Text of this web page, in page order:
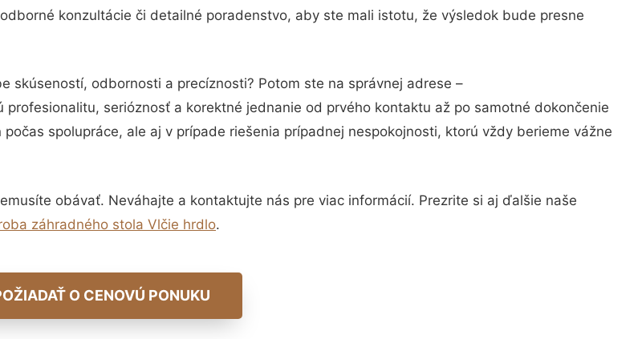
konzultácie či detailné poradenstvo, aby ste mali istotu, že výsledok bude presne
skúseností, odbornosti a precíznosti? Potom ste na správnej adrese –
serióznosť a korektné jednanie od prvého kontaktu až po samotné dokončenie
spolupráce, ale aj v prípade riešenia prípadnej nespokojnosti, ktorú vždy berieme vážne
obávať. Neváhajte a kontaktujte nás pre viac informácií. Prezrite si aj ďalšie naše
záhradného stola Vlčie hrdlo.
O CENOVÚ PONUKU